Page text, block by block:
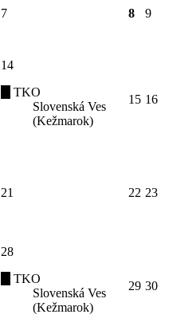
7 8 9
14
TKO
Slovenská Ves
(Kežmarok)
15 16
21 22 23
28
TKO
Slovenská Ves
(Kežmarok)
29 30